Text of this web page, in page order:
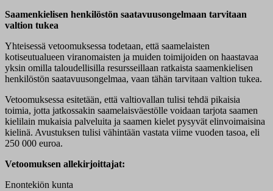
Saamenkielisen henkilöstön saatavuusongelmaan tarvitaan
valtion tukea
Yhteisessä vetoomuksessa todetaan, että saamelaisten
kotiseutualueen viranomaisten ja muiden toimijoiden on haastavaa
yksin omilla taloudellisilla resursseillaan ratkaista saamenkielisen
henkilöstön saatavuusongelmaa, vaan tähän tarvitaan valtion tukea.
Vetoomuksessa esitetään, että valtiovallan tulisi tehdä pikaisia
toimia, jotta jatkossakin saamelaisväestölle voidaan tarjota saamen
kielilain mukaisia palveluita ja saamen kielet pysyvät elinvoimaisina
kielinä. Avustuksen tulisi vähintään vastata viime vuoden tasoa, eli
250 000 euroa.
Vetoomuksen allekirjoittajat:
Enontekiön kunta